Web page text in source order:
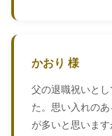
かおり 様
父の退職祝いと
た。思い入れの
が多いと思いま